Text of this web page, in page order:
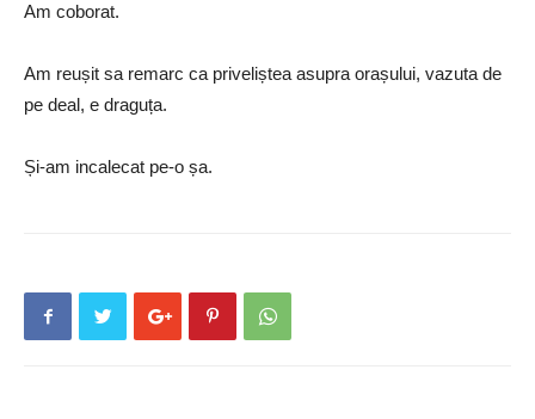
Am coborat.
Am reușit sa remarc ca priveliștea asupra orașului, vazuta de
pe deal, e draguța.
Și-am incalecat pe-o șa.